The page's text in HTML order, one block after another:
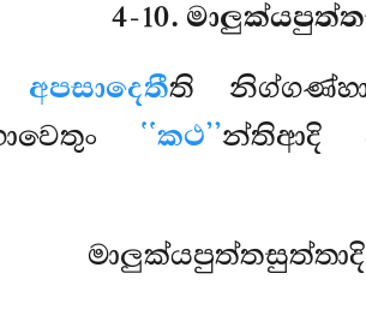
4-10.
අපසාදෙතීති
‘‘කථ’’න්තිආදි